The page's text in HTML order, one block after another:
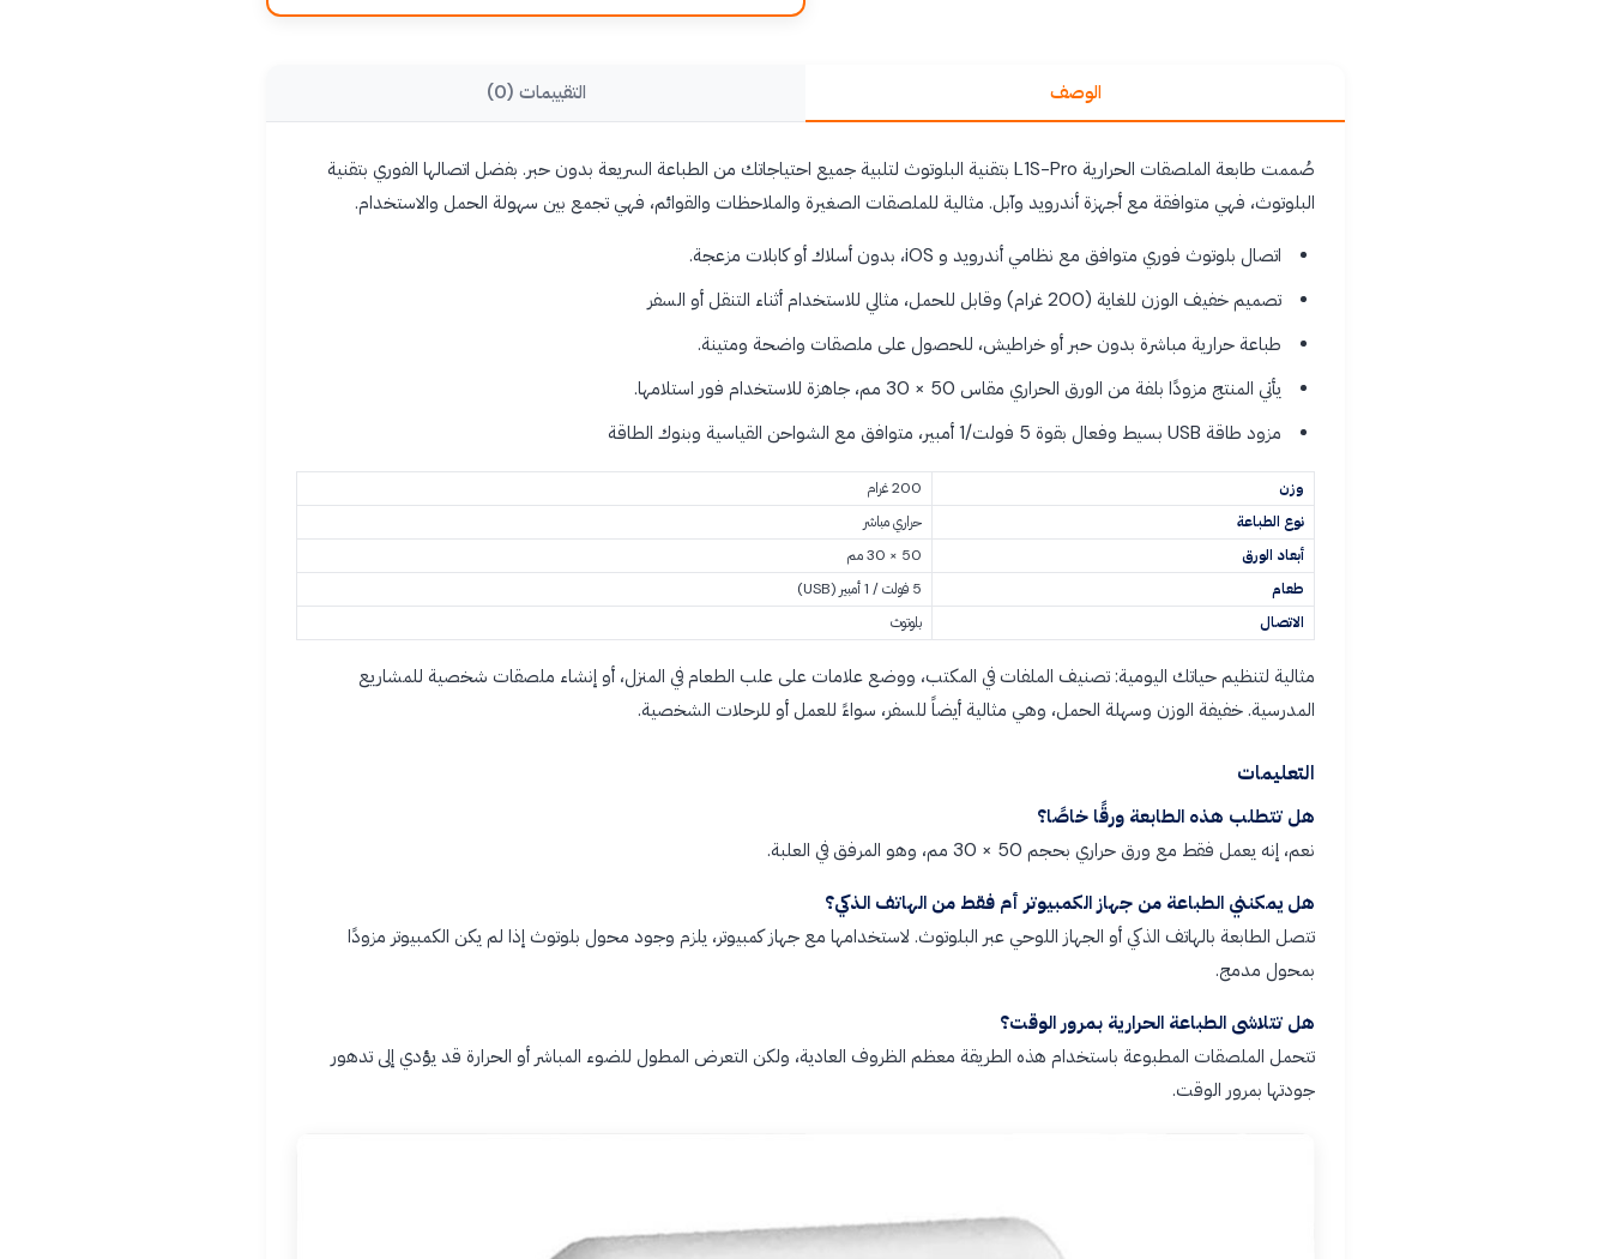
الوصف التقييمات (0)
صُممت طابعة الملصقات الحرارية L1S-Pro بتقنية البلوتوث لتلبية جميع احتياجاتك من الطباعة السريعة بدون حبر. بفضل اتصالها الفوري بتقنية
البلوتوث، فهي متوافقة مع أجهزة أندرويد وآبل. مثالية للملصقات الصغيرة والملاحظات والقوائم، فهي تجمع بين سهولة الحمل والاستخدام.
اتصال بلوتوث فوري متوافق مع نظامي أندرويد و iOS، بدون أسلاك أو كابلات مزعجة.
تصميم خفيف الوزن للغاية (200 غرام) وقابل للحمل، مثالي للاستخدام أثناء التنقل أو السفر
طباعة حرارية مباشرة بدون حبر أو خراطيش، للحصول على ملصقات واضحة ومتينة.
يأتي المنتج مزودًا بلفة من الورق الحراري مقاس 50 × 30 مم، جاهزة للاستخدام فور استلامها.
مزود طاقة USB بسيط وفعال بقوة 5 فولت/1 أمبير، متوافق مع الشواحن القياسية وبنوك الطاقة
وزن
200 غرام
نوع الطباعة
حراري مباشر
أبعاد الورق
50 × 30 مم
طعام
5 فولت / 1 أمبير (USB)
الاتصال
بلوتوث
مثالية لتنظيم حياتك اليومية: تصنيف الملفات في المكتب، ووضع علامات على علب الطعام في المنزل، أو إنشاء ملصقات شخصية للمشاريع
المدرسية. خفيفة الوزن وسهلة الحمل، وهي مثالية أيضاً للسفر، سواءً للعمل أو للرحلات الشخصية.
التعليمات
هل تتطلب هذه الطابعة ورقًا خاصًا؟
نعم، إنه يعمل فقط مع ورق حراري بحجم 50 × 30 مم، وهو المرفق في العلبة.
هل يمكنني الطباعة من جهاز الكمبيوتر أم فقط من الهاتف الذكي؟
تتصل الطابعة بالهاتف الذكي أو الجهاز اللوحي عبر البلوتوث. لاستخدامها مع جهاز كمبيوتر، يلزم وجود محول بلوتوث إذا لم يكن الكمبيوتر مزودًا
بمحول مدمج.
هل تتلاشى الطباعة الحرارية بمرور الوقت؟
تتحمل الملصقات المطبوعة باستخدام هذه الطريقة معظم الظروف العادية، ولكن التعرض المطول للضوء المباشر أو الحرارة قد يؤدي إلى تدهور
جودتها بمرور الوقت.